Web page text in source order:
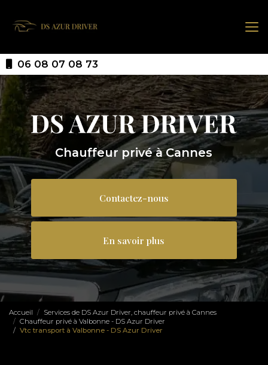
contenu
06 08 07 08 73
Chauffeur privé à Cannes
Contactez-nous
En savoir plus
Accueil
Services de DS Azur Driver, chauffeur privé à Cannes
Chauffeur privé à Valbonne - DS Azur Driver
Vtc transport à Valbonne - DS Azur Driver